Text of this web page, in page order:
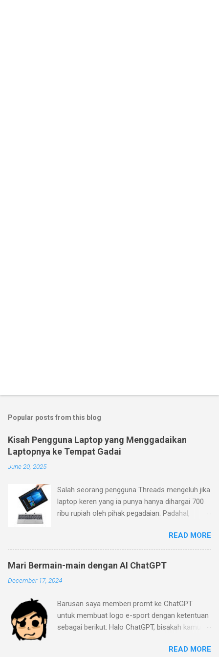
Popular posts from this blog
Kisah Pengguna Laptop yang Menggadaikan
Laptopnya ke Tempat Gadai
June 20, 2025
Salah seorang pengguna Threads mengeluh jika
laptop keren yang ia punya hanya dihargai 700
ribu rupiah oleh pihak pegadaian. Padahal,
jadul (pembelian Januari 2023), sementara ia
mengajukan barang ke pegadaian pada Januari
2024. Menurutnya, laptop yang ia beli memiliki
desain dan fitur yang keren (keyboard yang bisa
dilepas dan layar sentuh dengan warna mineral
apakah Pegadaian BUMN dengan logo hijau
atau pegadaian yang umum ada di pinggir-
pinggir jalan) beralasan bahwa laptop itu
hanya Celeron N4020 2C/2T dengan clock
READ MORE
Mari Bermain-main dengan AI ChatGPT
December 17, 2024
Barusan saya memberi promt ke ChatGPT
untuk membuat logo e-sport dengan ketentuan
sebagai berikut: Halo ChatGPT, bisakah kamu
gaya klub e-sport Mobile Legend? saya mau
READ MORE